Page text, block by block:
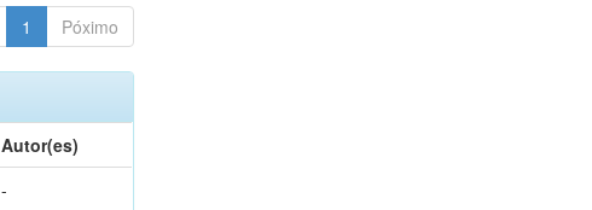
1 Póximo
Autor(es)
-